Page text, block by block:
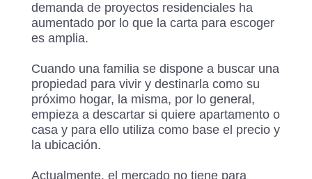
demanda de proyectos residenciales ha
aumentado por lo que la carta para escoger
es amplia.
Cuando una familia se dispone a buscar una
propiedad para vivir y destinarla como su
próximo hogar, la misma, por lo general,
empieza a descartar si quiere apartamento o
casa y para ello utiliza como base el precio y
la ubicación.
Actualmente, el mercado no tiene para